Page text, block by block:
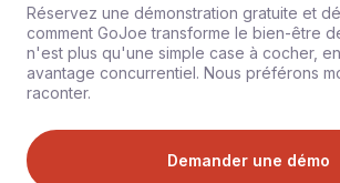
Réservez une démonstration gratuite et
comment GoJoe transforme le bien-être
n'est plus qu'une simple case à cocher,
avantage concurrentiel. Nous préférons
raconter.
Demander une démo